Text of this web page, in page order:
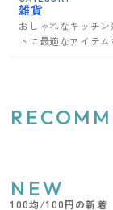
雑貨
おしゃれなキッチ
トに最適なアイテム
NEW
100均/100円の新着